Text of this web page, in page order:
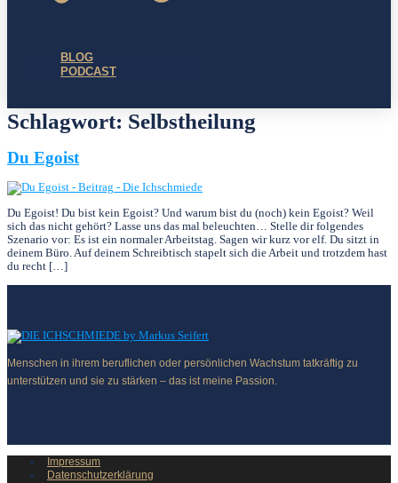
BLOG
PODCAST
Schlagwort: Selbstheilung
Du Egoist
Du Egoist! Du bist kein Egoist? Und warum bist du (noch) kein Egoist? Weil
sich das nicht gehört? Lasse uns das mal beleuchten… Stelle dir folgendes
Szenario vor: Es ist ein normaler Arbeitstag. Sagen wir kurz vor elf. Du sitzt in
deinem Büro. Auf deinem Schreibtisch stapelt sich die Arbeit und trotzdem hast
du recht […]
Menschen in ihrem beruflichen oder persönlichen Wachstum tatkräftig zu
unterstützen und sie zu stärken – das ist meine Passion.
Impressum
Datenschutzerklärung